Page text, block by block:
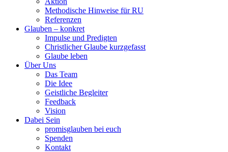
Methodische Hinweise für RU
Referenzen
Glauben – konkret
Impulse und Predigten
Christlicher Glaube kurzgefasst
Glaube leben
Über Uns
Das Team
Die Idee
Geistliche Begleiter
Feedback
Vision
Dabei Sein
promisglauben bei euch
Spenden
Kontakt